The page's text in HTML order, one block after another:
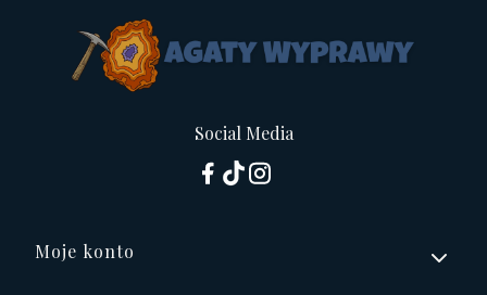
Social Media
Linki w stopce
Moje konto